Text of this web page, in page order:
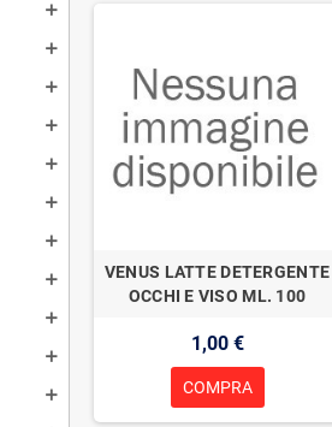
VENUS LATTE DETERGENTE
OCCHI E VISO ML. 100
1,00 €
COMPRA